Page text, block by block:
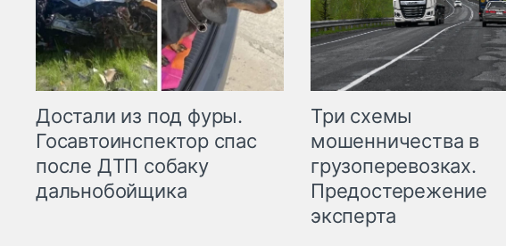
Достали из под фуры.
Госавтоинспектор спас
после ДТП собаку
дальнобойщика
Три схемы
мошенничества в
грузоперевозках.
Предостережение
эксперта